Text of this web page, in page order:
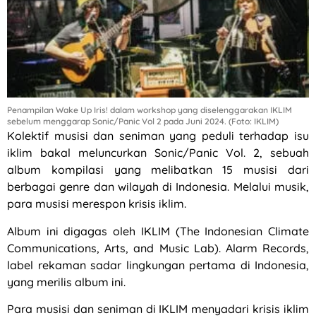
Penampilan Wake Up Iris! dalam workshop yang diselenggarakan IKLIM
sebelum menggarap Sonic/Panic Vol 2 pada Juni 2024. (Foto: IKLIM)
Kolektif musisi dan seniman yang peduli terhadap isu
iklim bakal meluncurkan Sonic/Panic Vol. 2, sebuah
album kompilasi yang melibatkan 15 musisi dari
berbagai genre dan wilayah di Indonesia. Melalui musik,
para musisi merespon krisis iklim.
Album ini digagas oleh IKLIM (The Indonesian Climate
Communications, Arts, and Music Lab). Alarm Records,
label rekaman sadar lingkungan pertama di Indonesia,
yang merilis album ini.
Para musisi dan seniman di IKLIM menyadari krisis iklim